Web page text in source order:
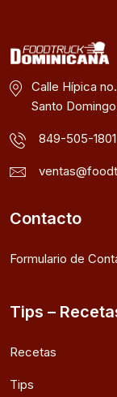
Calle Hípica
Santo
849-505-1801
Contacto
Formulario de
Tips –
Recetas
Tips